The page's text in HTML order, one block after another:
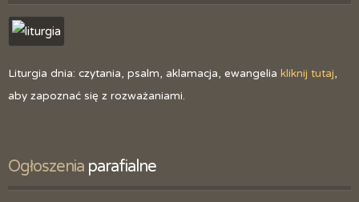
Liturgia dnia: czytania, psalm, aklamacja, ewangelia kliknij tutaj,
aby zapoznać się z rozważaniami.
Ogłoszenia parafialne